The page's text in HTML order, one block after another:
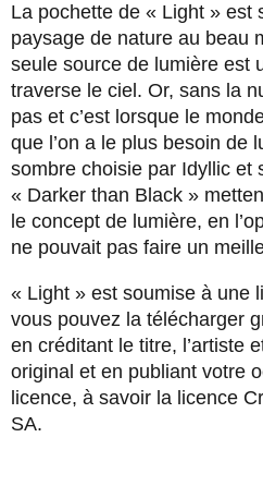
La pochette de « Light » est
paysage de nature au beau
seule source de lumière est
traverse le ciel. Or, sans la
pas et c’est lorsque le
que l’on a le plus besoin de
sombre choisie par Idyllic et
« Darker than Black »
le concept de lumière, en
ne pouvait pas faire un
« Light » est soumise à une
vous pouvez la télécharger
en créditant le titre, l’artiste
original et en publiant votre
licence, à savoir la licence
SA.